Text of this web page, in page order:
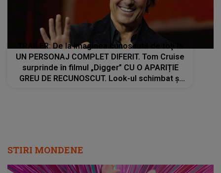
TRAILER: De la imaginea cunoscută de toţi la
UN PERSONAJ COMPLET DIFERIT. Tom Cruise
surprinde în filmul „Digger” CU O APARIȚIE
GREU DE RECUNOSCUT. Look-ul schimbat şi
STIRI MONDENE